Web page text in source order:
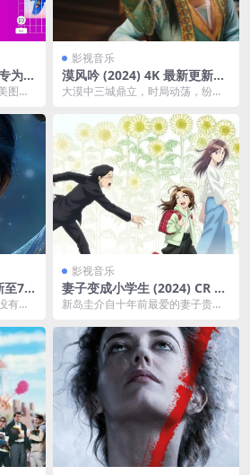
为爱
夸
图的
影视音乐
漠风吟 (2024) 4K 最新更新EP
13夸克网盘下载
大漠中三城鼎立，时局动荡，纷争
公主皇北霜阴差阳错成...
至74
有武
影视音乐
妻子变成小学生 (2024) CR 10
80P夸克网盘下载
新岛圭介自十年前最爱的妻子贵惠
人看作是阴郁的男人。...